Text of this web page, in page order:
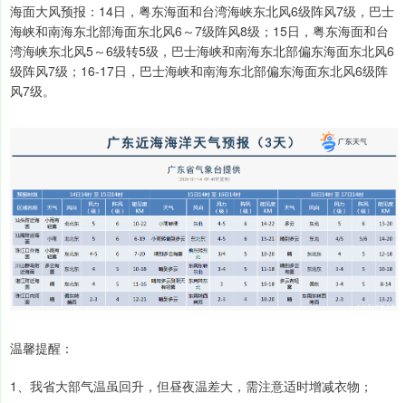
海面大风预报：14日，粤东海面和台湾海峡东北风6级阵风7级，巴士
海峡和南海东北部海面东北风6～7级阵风8级；15日，粤东海面和台
湾海峡东北风5～6级转5级，巴士海峡和南海东北部偏东海面东北风6
级阵风7级；16-17日，巴士海峡和南海东北部偏东海面东北风6级阵
风7级。
温馨提醒：
1、我省大部气温虽回升，但昼夜温差大，需注意适时增减衣物；